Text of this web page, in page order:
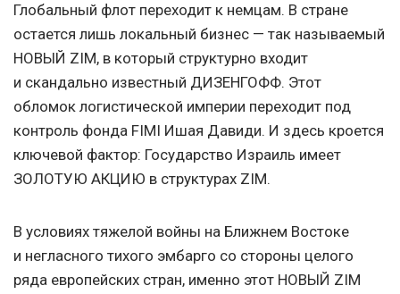
Глобальный флот переходит к немцам. В стране
остается лишь локальный бизнес — так называемый
НОВЫЙ ZIM, в который структурно входит
и скандально известный ДИЗЕНГОФФ. Этот
обломок логистической империи переходит под
контроль фонда FIMI Ишая Давиди. И здесь кроется
ключевой фактор: Государство Израиль имеет
ЗОЛОТУЮ АКЦИЮ в структурах ZIM.
В условиях тяжелой войны на Ближнем Востоке
и негласного тихого эмбарго со стороны целого
ряда европейских стран, именно этот НОВЫЙ ZIM